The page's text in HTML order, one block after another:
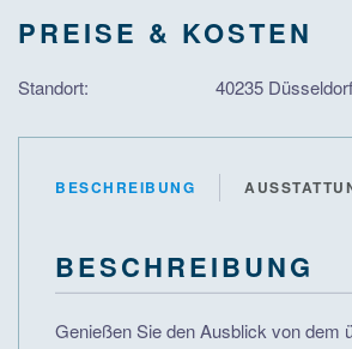
PREISE & KOSTEN
Standort: 40235
BESCHREIBUNG
BESCHREIBUNG
Genießen Sie den Ausblick von dem